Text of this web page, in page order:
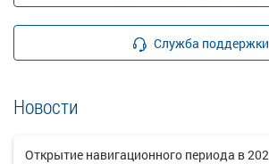
Служба поддержки
Новости
Открытие навигационного периода в